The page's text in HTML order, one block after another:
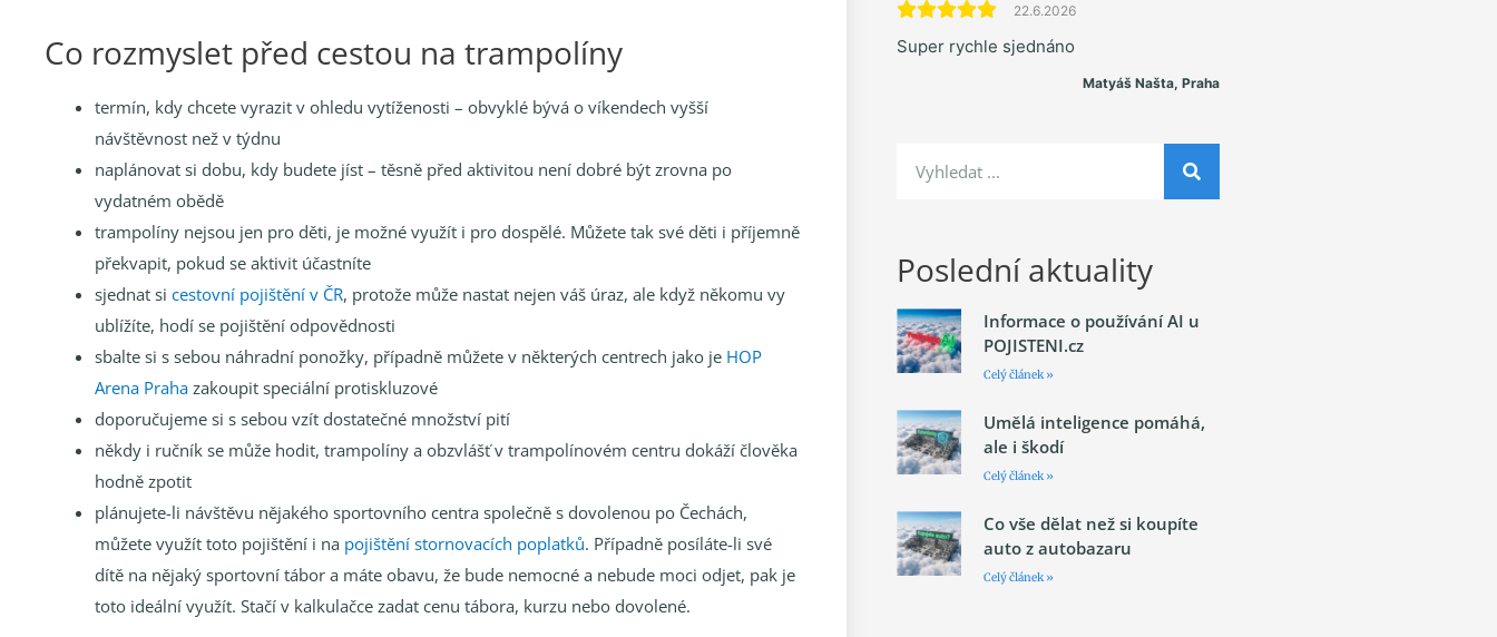
Co rozmyslet před cestou na trampolíny
termín, kdy chcete vyrazit v ohledu vytíženosti – obvyklé bývá o víkendech vyšší
návštěvnost než v týdnu
naplánovat si dobu, kdy budete jíst – těsně před aktivitou není dobré být zrovna po
vydatném obědě
trampolíny nejsou jen pro děti, je možné využít i pro dospělé. Můžete tak své děti i příjemně
překvapit, pokud se aktivit účastníte
sjednat si cestovní pojištění v ČR, protože může nastat nejen váš úraz, ale když někomu vy
ublížíte, hodí se pojištění odpovědnosti
sbalte si s sebou náhradní ponožky, případně můžete v některých centrech jako je HOP
Arena Praha zakoupit speciální protiskluzové
doporučujeme si s sebou vzít dostatečné množství pití
někdy i ručník se může hodit, trampolíny a obzvlášť v trampolínovém centru dokáží člověka
hodně zpotit
plánujete-li návštěvu nějakého sportovního centra společně s dovolenou po Čechách,
můžete využít toto pojištění i na pojištění stornovacích poplatků. Případně posíláte-li své
dítě na nějaký sportovní tábor a máte obavu, že bude nemocné a nebude moci odjet, pak je
toto ideální využít. Stačí v kalkulačce zadat cenu tábora, kurzu nebo dovolené.
22.6.2026
Super rychle sjednáno
Matyáš Našta, Praha
Poslední aktuality
Informace o používání AI u
POJISTENI.cz
Celý článek »
Umělá inteligence pomáhá,
ale i škodí
Celý článek »
Co vše dělat než si koupíte
auto z autobazaru
Celý článek »